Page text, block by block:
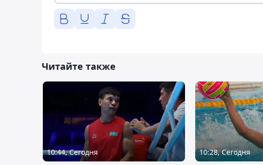
Читайте также
10:44, Сегодня 10:28, Сегодня